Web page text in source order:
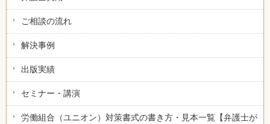
ご相談の流れ
解決事例
出版実績
セミナー・講演
労働組合（ユニオン）対策書式の書き方・見本一覧【弁護士が